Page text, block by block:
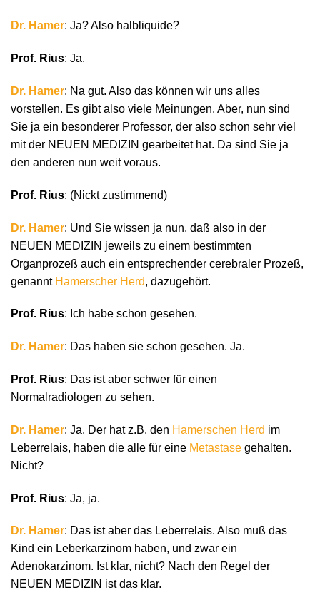
Dr. Hamer: Ja? Also halbliquide?
Prof. Rius: Ja.
Dr. Hamer: Na gut. Also das können wir uns alles
vorstellen. Es gibt also viele Meinungen. Aber, nun sind
Sie ja ein besonderer Professor, der also schon sehr viel
mit der NEUEN MEDIZIN gearbeitet hat. Da sind Sie ja
den anderen nun weit voraus.
Prof. Rius: (Nickt zustimmend)
Dr. Hamer: Und Sie wissen ja nun, daß also in der
NEUEN MEDIZIN jeweils zu einem bestimmten
Organprozeß auch ein entsprechender cerebraler Prozeß,
genannt Hamerscher Herd, dazugehört.
Prof. Rius: Ich habe schon gesehen.
Dr. Hamer: Das haben sie schon gesehen. Ja.
Prof. Rius: Das ist aber schwer für einen
Normalradiologen zu sehen.
Dr. Hamer: Ja. Der hat z.B. den Hamerschen Herd im
Leberrelais, haben die alle für eine Metastase gehalten.
Nicht?
Prof. Rius: Ja, ja.
Dr. Hamer: Das ist aber das Leberrelais. Also muß das
Kind ein Leberkarzinom haben, und zwar ein
Adenokarzinom. Ist klar, nicht? Nach den Regel der
NEUEN MEDIZIN ist das klar.